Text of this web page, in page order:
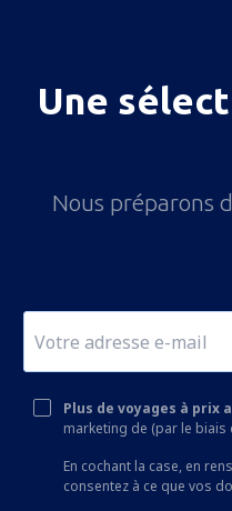
Une
Nous préparons
Plus de voyages à
marketing de (par le biais
En cochant la case, en
consentez à ce que vos